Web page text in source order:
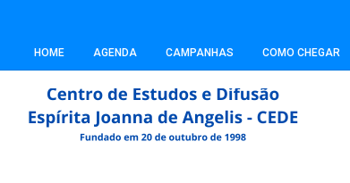
HOME AGENDA CAMPANHAS COMO CHEGAR